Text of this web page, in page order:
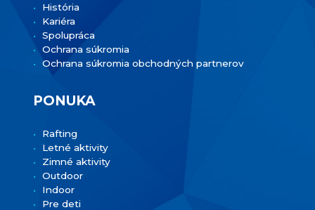
História
Kariéra
Spolupráca
Ochrana súkromia
Ochrana súkromia obchodných partnerov
PONUKA
Rafting
Letné aktivity
Zimné aktivity
Outdoor
Indoor
Pre deti